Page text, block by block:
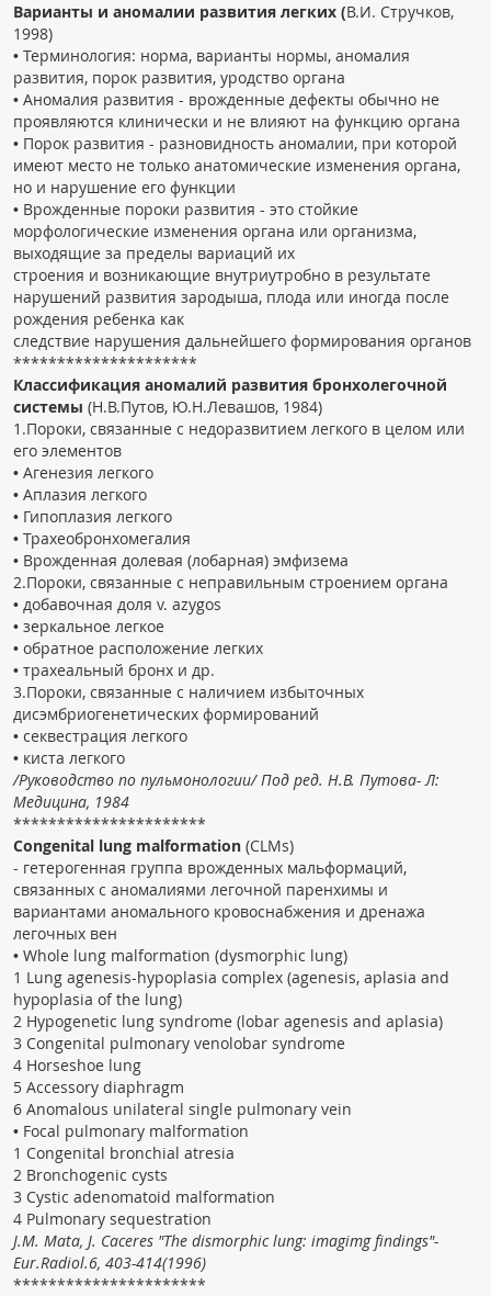
ПОМОЩЬ
Варианты и аномалии развития легких (В.И. Стручков,
1998)
• Терминология: норма, варианты нормы, аномалия
развития, порок развития, уродство органа
• Аномалия развития - врожденные дефекты обычно не
проявляются клинически и не влияют на функцию органа
• Порок развития - разновидность аномалии, при которой
имеют место не только анатомические изменения органа,
но и нарушение его функции
• Врожденные пороки развития - это стойкие
морфологические изменения органа или организма,
выходящие за пределы вариаций их
строения и возникающие внутриутробно в результате
нарушений развития зародыша, плода или иногда после
рождения ребенка как
следствие нарушения дальнейшего формирования органов
*********************
Классификация аномалий развития бронхолегочной
системы (Н.В.Путов, Ю.Н.Левашов, 1984)
1.Пороки, связанные с недоразвитием легкого в целом или
его элементов
• Агенезия легкого
• Аплазия легкого
• Гипоплазия легкого
• Трахеобронхомегалия
• Врожденная долевая (лобарная) эмфизема
2.Пороки, связанные с неправильным строением органа
• добавочная доля v. azygos
• зеркальное легкое
• обратное расположение легких
• трахеальный бронх и др.
3.Пороки, связанные с наличием избыточных
дисэмбриогенетических формирований
• секвестрация легкого
• киста легкого
/Руководство по пульмонологии/ Под ред. Н.В. Путова- Л:
Медицина, 1984
**********************
Congenital lung malformation (CLMs)
- гетерогенная группа врожденных мальформаций,
связанных с аномалиями легочной паренхимы и
вариантами аномального кровоснабжения и дренажа
легочных вен
• Whole lung malformation (dysmorphic lung)
1 Lung agenesis-hypoplasia complex (agenesis, aplasia and
hypoplasia of the lung)
2 Hypogenetic lung syndrome (lobar agenesis and aplasia)
3 Congenital pulmonary venolobar syndrome
4 Horseshoe lung
5 Accessory diaphragm
6 Anomalous unilateral single pulmonary vein
• Focal pulmonary malformation
1 Congenital bronchial atresia
2 Bronchogenic cysts
3 Cystic adenomatoid malformation
4 Pulmonary sequestration
J.M. Mata, J. Caceres "The dismorphic lung: imagimg findings"-
Eur.Radiol.6, 403-414(1996)
**********************